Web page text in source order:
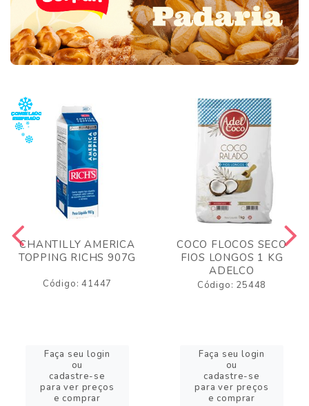
CHANTILLY AMERICA
TOPPING RICHS 907G
Código: 41447
Faça seu login
ou
cadastre-se
para ver preços
e comprar
COCO FLOCOS SECO
FIOS LONGOS 1 KG
ADELCO
Código: 25448
Faça seu login
ou
cadastre-se
para ver preços
e comprar